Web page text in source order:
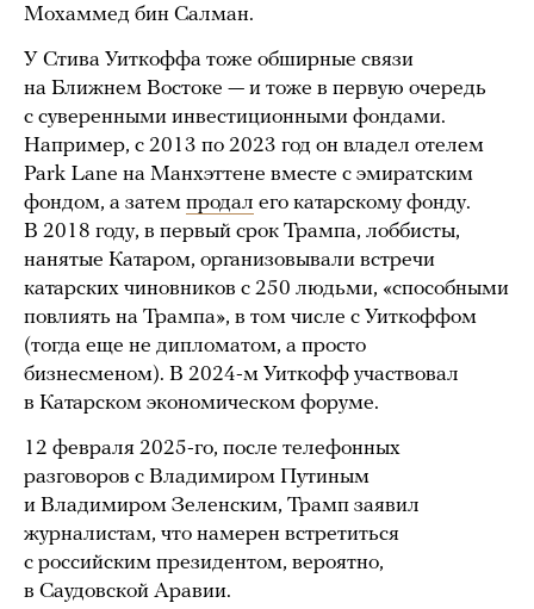
Мохаммед бин Салман.
У Стива Уиткоффа тоже обширные связи
на Ближнем Востоке — и тоже в первую очередь
с суверенными инвестиционными фондами.
Например, с 2013 по 2023 год он владел отелем
Park Lane на Манхэттене вместе с эмиратским
фондом, а затем продал его катарскому фонду.
В 2018 году, в первый срок Трампа, лоббисты,
нанятые Катаром, организовывали встречи
катарских чиновников с 250 людьми, «способными
повлиять на Трампа», в том числе с Уиткоффом
(тогда еще не дипломатом, а просто
бизнесменом). В 2024-м Уиткофф участвовал
в Катарском экономическом форуме.
12 февраля 2025-го, после телефонных
разговоров с Владимиром Путиным
и Владимиром Зеленским, Трамп заявил
журналистам, что намерен встретиться
с российским президентом, вероятно,
в Саудовской Аравии.